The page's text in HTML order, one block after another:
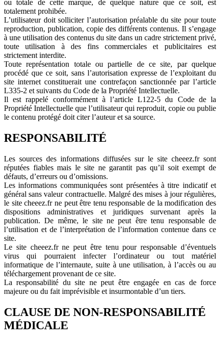
ou totale de cette marque, de quelque nature que ce soit, est
totalement prohibée.
L’utilisateur doit solliciter l’autorisation préalable du site pour toute
reproduction, publication, copie des différents contenus. Il s’engage
à une utilisation des contenus du site dans un cadre strictement privé,
toute utilisation à des fins commerciales et publicitaires est
strictement interdite.
Toute représentation totale ou partielle de ce site, par quelque
procédé que ce soit, sans l’autorisation expresse de l’exploitant du
site internet constituerait une contrefaçon sanctionnée par l’article
L335-2 et suivants du Code de la Propriété Intellectuelle.
Il est rappelé conformément à l’article L122-5 du Code de la
Propriété Intellectuelle que l’utilisateur qui reproduit, copie ou publie
le contenu protégé doit citer l’auteur et sa source.
RESPONSABILITÉ
Les sources des informations diffusées sur le site cheeez.fr sont
réputées fiables mais le site ne garantit pas qu’il soit exempt de
défauts, d’erreurs ou d’omissions.
Les informations communiquées sont présentées à titre indicatif et
général sans valeur contractuelle. Malgré des mises à jour régulières,
le site cheeez.fr ne peut être tenu responsable de la modification des
dispositions administratives et juridiques survenant après la
publication. De même, le site ne peut être tenu responsable de
l’utilisation et de l’interprétation de l’information contenue dans ce
site.
Le site cheeez.fr ne peut être tenu pour responsable d’éventuels
virus qui pourraient infecter l’ordinateur ou tout matériel
informatique de l’internaute, suite à une utilisation, à l’accès ou au
téléchargement provenant de ce site.
La responsabilité du site ne peut être engagée en cas de force
majeure ou du fait imprévisible et insurmontable d’un tiers.
CLAUSE DE NON-RESPONSABILITÉ
MÉDICALE